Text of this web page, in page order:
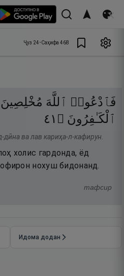
Ҷуз 24•Саҳифа 468
فَٱدْعُوا۟ ٱللَّهَ مُخْلِصِينَ
ٱلْكَـٰفِرُونَ ۝ ١٤
ва лав кариҳа-л-кафирун.
холис гардонда, ёд
нохуш бидонанд.
тафсир
Идома додан